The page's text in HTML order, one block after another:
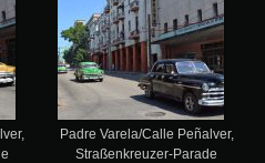
Padre Varela/Calle Peñalver,
Straßenkreuzer-Parade